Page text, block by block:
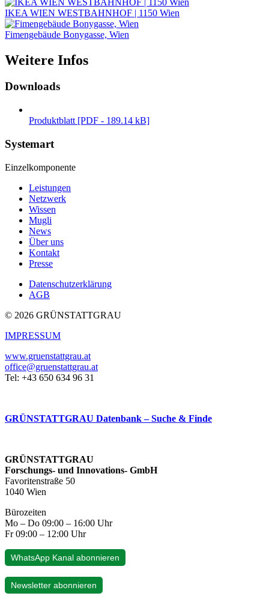
IKEA WIEN WESTBAHNHOF | 1150 Wien
Fimengebäude Bonygasse, Wien
Weitere Infos
Downloads
Produktblatt [PDF - 189.14 kB]
Systemart
Einzelkomponente
Leistungen
Netzwerk
Wissen
Mugli
News
Über uns
Kontakt
Presse
Datenschutzerklärung
AGB
© 2026 GRÜNSTATTGRAU
IMPRESSUM
www.gruenstattgrau.at
office@gruenstattgrau.at
Tel: +43 650 634 96 31
GRÜNSTATTGRAU Datenbank – Suche & Finde
GRÜNSTATTGRAU
Forschungs- und Innovations- GmbH
Favoritenstraße 50
1040 Wien
Bürozeiten
Mo – Do 09:00 – 16:00 Uhr
Fr 09:00 – 12:00 Uhr
WhatsApp Kanal abonnieren
Newsletter abonnieren